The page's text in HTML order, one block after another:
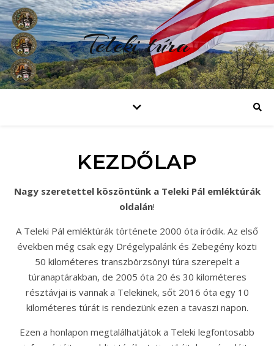
Teleki túra
KEZDŐLAP
Nagy szeretettel köszöntünk a Teleki Pál emléktúrák
oldalán!
A Teleki Pál emléktúrák története 2000 óta íródik. Az első
években még csak egy Drégelypalánk és Zebegény közti
50 kilométeres transzbörzsönyi túra szerepelt a
túranaptárakban, de 2005 óta 20 és 30 kilométeres
résztávjai is vannak a Telekinek, sőt 2016 óta egy 10
kilométeres túrát is rendezünk ezen a tavaszi napon.
Ezen a honlapon megtalálhatjátok a Teleki legfontosabb